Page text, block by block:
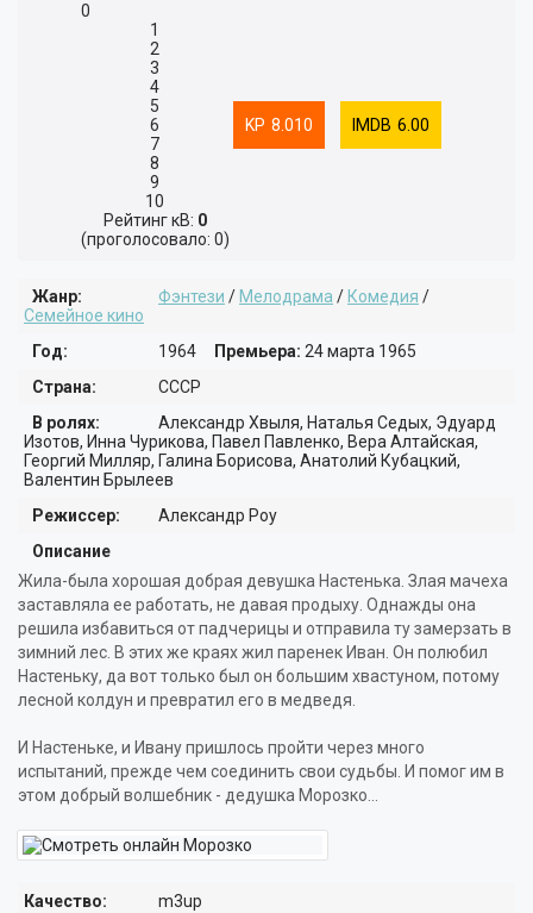
ФАНТАСТИКА
ФИЛЬМ-НУАР
ИГРА
КОРОТКОМЕТРАЖНЫЙ
БОЕВИК
МЕЛОДРАМА
КОМЕДИЯ
УЖАСЫ
БИОГРАФИЯ
ВЕСТЕРН
КРИМИНАЛ
СЕМЕЙНЫЙ
ПРИКЛЮЧЕНИЯ
РОССИЙСКИЕ
ЗАРУБЕЖНЫЕ
МУЛЬТФИЛЬМЫ
КОРОТКОМЕТРАЖНЫЕ
ПОЛНОМЕТРАЖНЫЕ
МУЛЬТСЕРИАЛЫ
0
1
2
3
4
5
6
7
8
9
10
Рейтинг кВ: 0
(проголосовало: 0)
8.010 6.00
Жанр: Фэнтези / Мелодрама / Комедия /
Семейное кино
Год:
1964 Премьера: 24 марта 1965
Страна:
СССР
В ролях:
Александр Хвыля, Наталья Седых, Эдуард
Изотов, Инна Чурикова, Павел Павленко, Вера Алтайская,
Георгий Милляр, Галина Борисова, Анатолий Кубацкий,
Валентин Брылеев
Режиссер:
Александр Роу
Описание
Жила-была хорошая добрая девушка Настенька. Злая мачеха
заставляла ее работать, не давая продыху. Однажды она
решила избавиться от падчерицы и отправила ту замерзать в
зимний лес. В этих же краях жил паренек Иван. Он полюбил
Настеньку, да вот только был он большим хвастуном, потому
лесной колдун и превратил его в медведя.
И Настеньке, и Ивану пришлось пройти через много
испытаний, прежде чем соединить свои судьбы. И помог им в
этом добрый волшебник - дедушка Морозко...
Качество:
m3up